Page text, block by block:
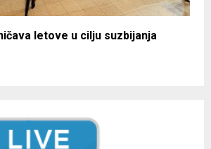
letove u cilju suzbijanja